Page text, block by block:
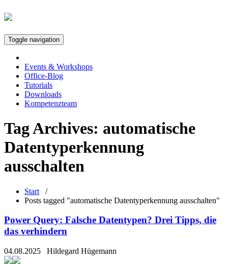
Toggle navigation
Events & Workshops
Office-Blog
Tutorials
Downloads
Kompetenzteam
Tag Archives: automatische
Datentyperkennung
ausschalten
Start /
Posts tagged "automatische Datentyperkennung ausschalten"
Power Query: Falsche Datentypen? Drei Tipps, die
das verhindern
04.08.2025 Hildegard Hügemann